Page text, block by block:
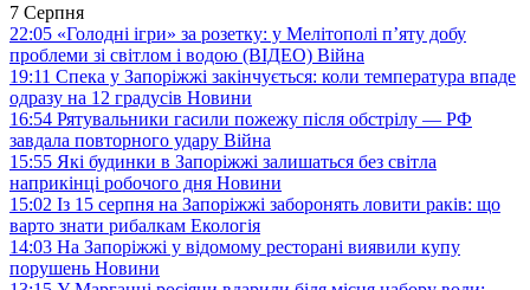
7 Серпня
22:05 «Голодні ігри» за розетку: у Мелітополі п’яту добу
проблеми зі світлом і водою (ВІДЕО) Війна
19:11 Спека у Запоріжжі закінчується: коли температура впаде
одразу на 12 градусів Новини
16:54 Рятувальники гасили пожежу після обстрілу — РФ
завдала повторного удару Війна
15:55 Які будинки в Запоріжжі залишаться без світла
наприкінці робочого дня Новини
15:02 Із 15 серпня на Запоріжжі заборонять ловити раків: що
варто знати рибалкам Екологія
14:03 На Запоріжжі у відомому ресторані виявили купу
порушень Новини